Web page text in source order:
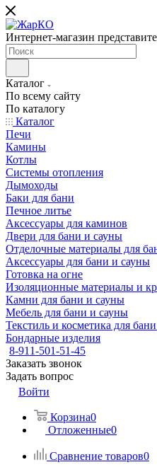
Интернет-магазин
Каталог
По всему сайту
По каталогу
Каталог
Печи
Камины
Котлы
Системы отопления
Дымоходы
Баки для бани
Печное литье
Аксессуары для каминов
Двери для бани и сауны
Отделочные материалы для
Аксессуары для бани и сауны
Готовка на огне
Изоляционные материалы и
Камни для бани и сауны
Мебель для бани и сауны
Текстиль и косметика для
Бондарные изделия
8-911-501-51-45
Заказать звонок
Задать вопрос
Войти
Корзина0
Отложенные0
Сравнение товаров0